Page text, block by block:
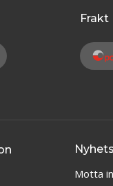
Frakt
Motta